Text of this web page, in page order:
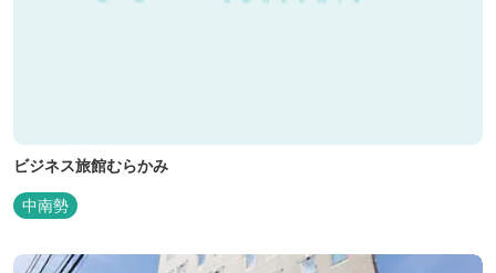
ビジネス旅館むらかみ
中南勢